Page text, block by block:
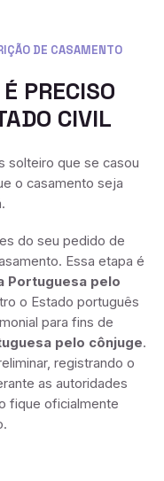
DE CASAMENTO
PRECISO
CIVIL
solteiro que se casou
o casamento seja
do seu pedido de
Essa etapa é
Portuguesa pelo
o Estado português
para fins de
pelo cônjuge.
registrando o
as autoridades
fique oficialmente